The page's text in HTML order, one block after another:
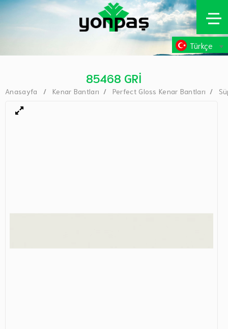
Türkçe
85468 GRİ
Anasayfa Kenar Bantları Perfect Gloss Kenar Bantları